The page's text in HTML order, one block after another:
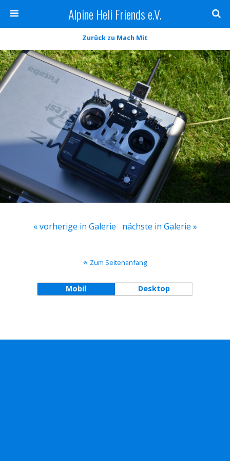
Alpine Heli Friends e.V.
Zurück zu Mach Mit
« vorherige in Galerie nächste in Galerie »
Zum Seitenanfang
Mobil Desktop